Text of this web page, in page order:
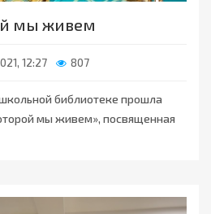
мы живем
12:27 807
библиотеке прошла
мы живем», посвященная